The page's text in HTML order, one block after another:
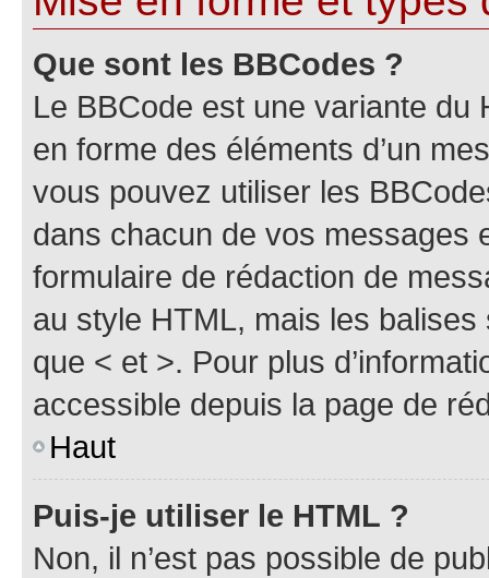
Que sont les BBCodes ?
Le BBCode est une variante du
en forme des éléments d’un
vous pouvez utiliser les
dans chacun de vos messages
formulaire de rédaction de
au style HTML, mais les
que < et >. Pour plus
accessible depuis la page de
Haut
Puis-je utiliser le HTML ?
Non, il n’est pas possible de